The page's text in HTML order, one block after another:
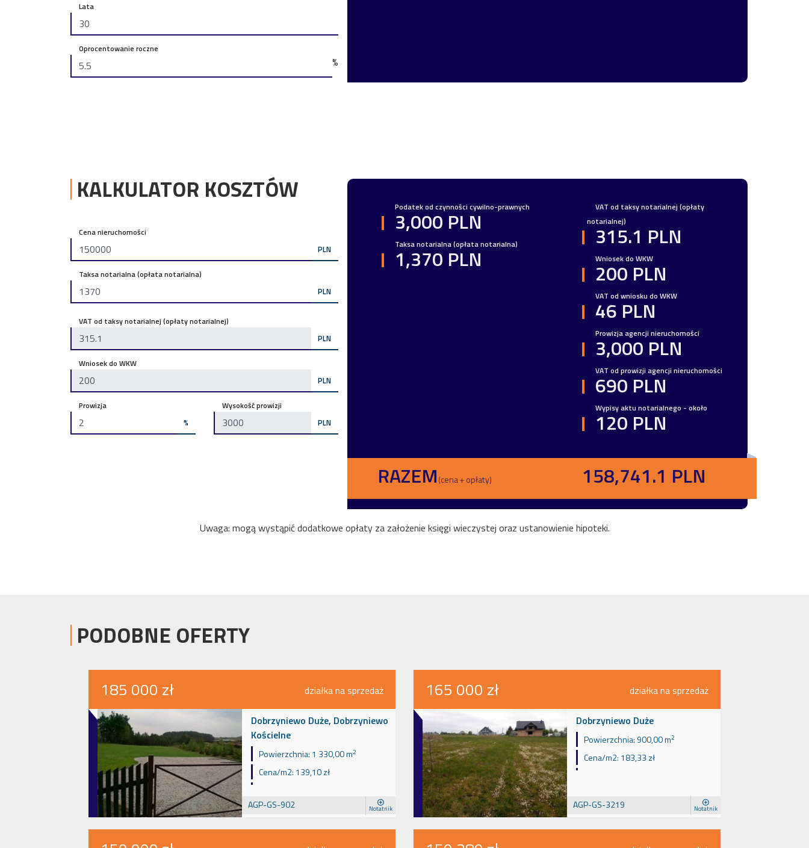
Lata
Oprocentowanie roczne
%
KALKULATOR KOSZTÓW
Cena nieruchomości
PLN
Taksa notarialna (opłata notarialna)
PLN
VAT od taksy notarialnej (opłaty notarialnej)
PLN
Wniosek do WKW
PLN
Prowizja
%
Wysokość prowizji
PLN
Podatek od czynności cywilno-prawnych
3,000 PLN
Taksa notarialna (opłata notarialna)
1,370 PLN
VAT od taksy notarialnej (opłaty
notarialnej)
315.1 PLN
Wniosek do WKW
200 PLN
VAT od wniosku do WKW
46 PLN
Prowizja agencji nieruchomości
3,000 PLN
VAT od prowizji agencji nieruchomości
690 PLN
Wypisy aktu notarialnego - około
120 PLN
RAZEM(cena + opłaty) 158,741.1 PLN
Uwaga: mogą wystąpić dodatkowe opłaty za założenie księgi wieczystej oraz ustanowienie hipoteki.
PODOBNE OFERTY
185 000 zł działka na sprzedaż
Dobrzyniewo Duże, Dobrzyniewo
Kościelne
Powierzchnia: 1 330,00 m2
Cena/m2: 139,10 zł
AGP-GS-902 Notatnik
165 000 zł działka na sprzedaż
Dobrzyniewo Duże
Powierzchnia: 900,00 m2
Cena/m2: 183,33 zł
AGP-GS-3219 Notatnik